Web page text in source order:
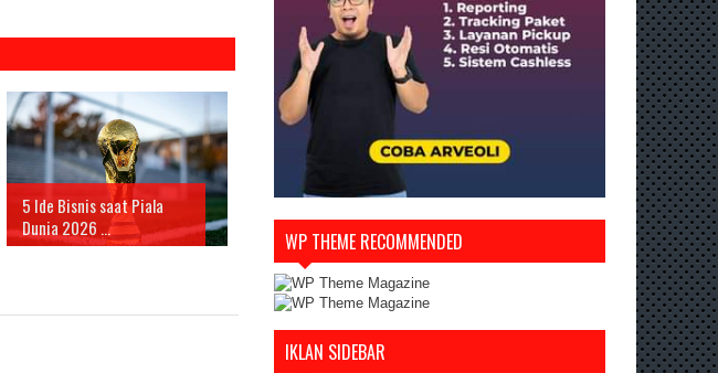
5 Ide Bisnis saat Piala
Dunia 2026 ...
WP THEME RECOMMENDED
IKLAN SIDEBAR